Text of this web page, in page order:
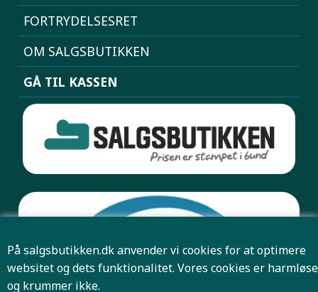
På salgsbutikken.dk anvender vi cookies for at optimere
websitet og dets funktionalitet. Vores cookies er harmløse
og krummer ikke.
FORTRYDELSESRET
OM SALGSBUTIKKEN
GÅ TIL KASSEN